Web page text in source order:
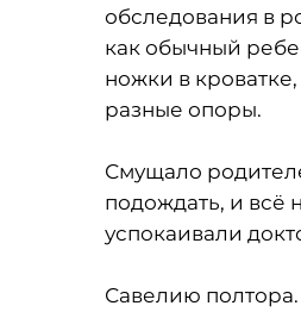
обследования в
как обычный
ножки в
разные опоры.
Смущало
подождать, и всё
успокаивали
Савелию